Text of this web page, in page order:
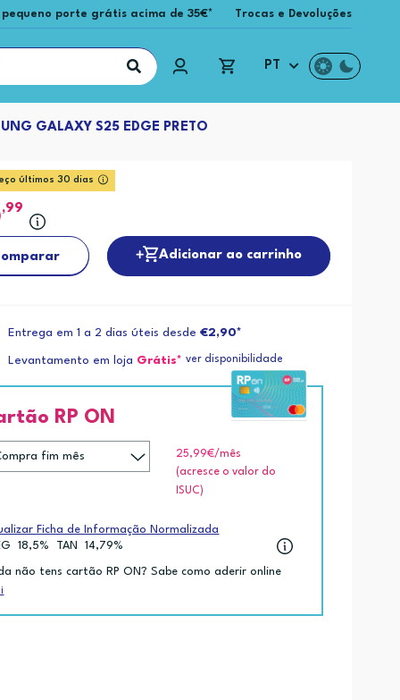
porte grátis acima de 35€* Trocas e Devoluções
PT
GALAXY S25 EDGE PRETO
últimos 30 dias
,99
Adicionar ao carrinho
Entrega em 1 a 2 dias úteis desde€2,90*
Levantamento em loja Grátis* ver disponibilidade
RP ON
25,99€/mês
(acresce o valor do
ISUC)
Ficha de Informação Normalizada
18,5% TAN 14,79%
não tens cartão RP ON? Sabe como aderir online